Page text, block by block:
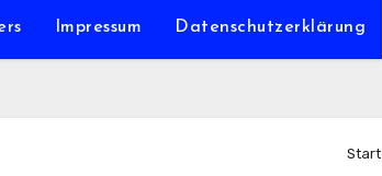
Impressum Datenschutzerklärung
Start